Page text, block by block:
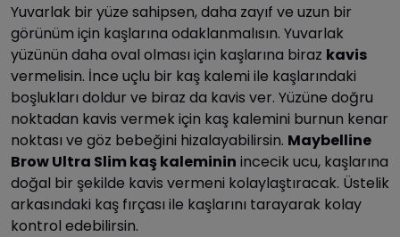
Yuvarlak bir yüze sahipsen, daha zayıf ve uzun bir
görünüm için kaşlarına odaklanmalısın. Yuvarlak
yüzünün daha oval olması için kaşlarına biraz kavis
vermelisin. İnce uçlu bir kaş kalemi ile kaşlarındaki
boşlukları doldur ve biraz da kavis ver. Yüzüne doğru
noktadan kavis vermek için kaş kalemini burnun kenar
noktası ve göz bebeğini hizalayabilirsin. Maybelline
Brow Ultra Slim kaş kaleminin incecik ucu, kaşlarına
doğal bir şekilde kavis vermeni kolaylaştıracak. Üstelik
arkasındaki kaş fırçası ile kaşlarını tarayarak kolay
kontrol edebilirsin.